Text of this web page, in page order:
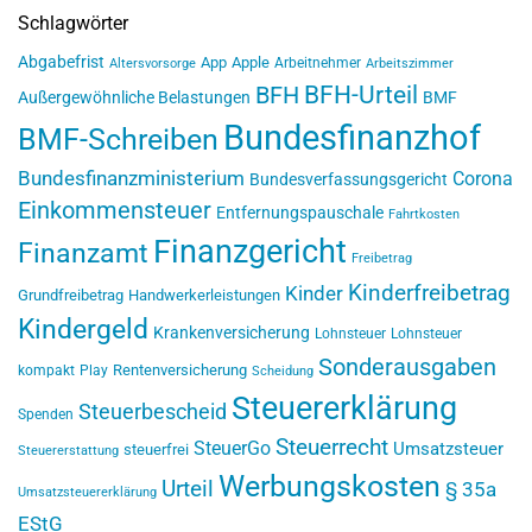
Schlagwörter
Abgabefrist Altersvorsorge App Apple Arbeitnehmer Arbeitszimmer
Außergewöhnliche Belastungen BFH BFH-Urteil BMF
BMF-Schreiben Bundesfinanzhof
Bundesfinanzministerium Bundesverfassungsgericht Corona
Einkommensteuer Entfernungspauschale Fahrtkosten
Finanzamt Finanzgericht Freibetrag
Grundfreibetrag Handwerkerleistungen Kinder Kinderfreibetrag
Kindergeld Krankenversicherung Lohnsteuer Lohnsteuer
kompakt Play Rentenversicherung Scheidung Sonderausgaben
Spenden Steuerbescheid Steuererklärung
Steuererstattung steuerfrei SteuerGo Steuerrecht Umsatzsteuer
Umsatzsteuererklärung Urteil Werbungskosten § 35a
EStG